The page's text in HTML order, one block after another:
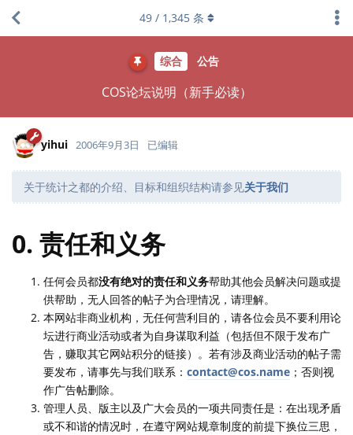
综合 公告
COS论坛说明（新手必读）
49/ 1,345条
yihui 2006年9月3日 已编辑
关于统计之都的介绍、目标和组织结构请参见关于我们
0. 责任和义务
任何会员都没有绝对的责任和义务帮助其他会员解决问题或提
供帮助，无人回答的帖子为合理情况，请理解。
本网站非商业机构，无任何营利目的，请各位会员不要利用论
坛进行商业活动或者为自身谋取利益（包括但不限于发布广
告，赚取其它网站积分的链接）。若有涉及商业活动的帖子需
要发布，请事先与我们联系： contact@cos.name ；否则视
作广告帖删除。
管理人员、版主以及广大会员的一项共同责任是：在出现矛盾
或不和谐的情况时，在遵守网站规章制度的前提下换位三思，